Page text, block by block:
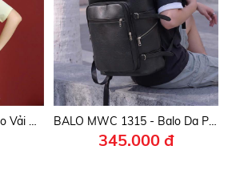
BALO MWC 1296 - Balo Vải Canvas Cá Tính Thời Trang Đi Học, Đi chơi, Du Lịch Gọn Gàng, Chuẩn Gu Và Bền Đẹp. BALO MWC 1315 - Balo Da PU Unisex Trẻ Trung, Sinh Viên, Công Sở, Thời Trang Đường Phố Đơn Giản Nhưng Đầy Phong Cách.
345.000 đ